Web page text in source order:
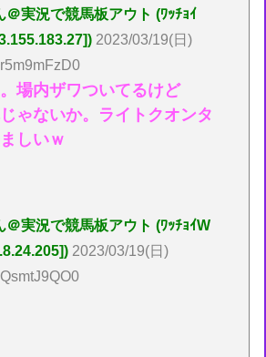
＠実況で競馬板アウト (ﾜｯﾁｮｲ
2023/03/19(日)
場内ザワついてるけど
ゃないか。ライトクオンタ
しいｗ
＠実況で競馬板アウト (ﾜｯﾁｮｲW
2023/03/19(日)